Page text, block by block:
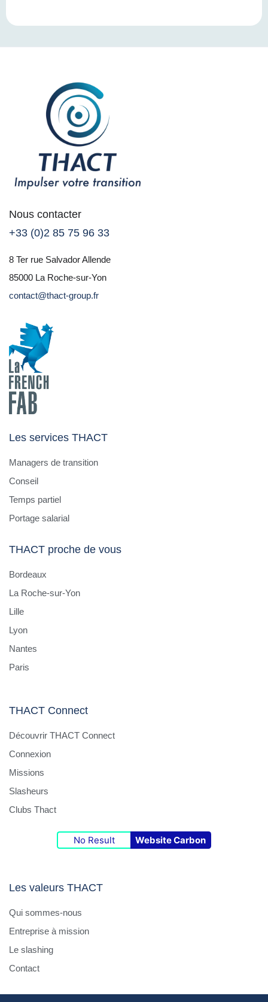
Nous contacter
+33 (0)2 85 75 96 33
8 Ter rue Salvador Allende
85000 La Roche-sur-Yon
contact@thact-group.fr
Les services THACT
Managers de transition
Conseil
Temps partiel
Portage salarial
THACT proche de vous
Bordeaux
La Roche-sur-Yon
Lille
Lyon
Nantes
Paris
THACT Connect
Découvrir THACT Connect
Connexion
Missions
Slasheurs
Clubs Thact
No Result Website Carbon
Les valeurs THACT
Qui sommes-nous
Entreprise à mission
Le slashing
Contact